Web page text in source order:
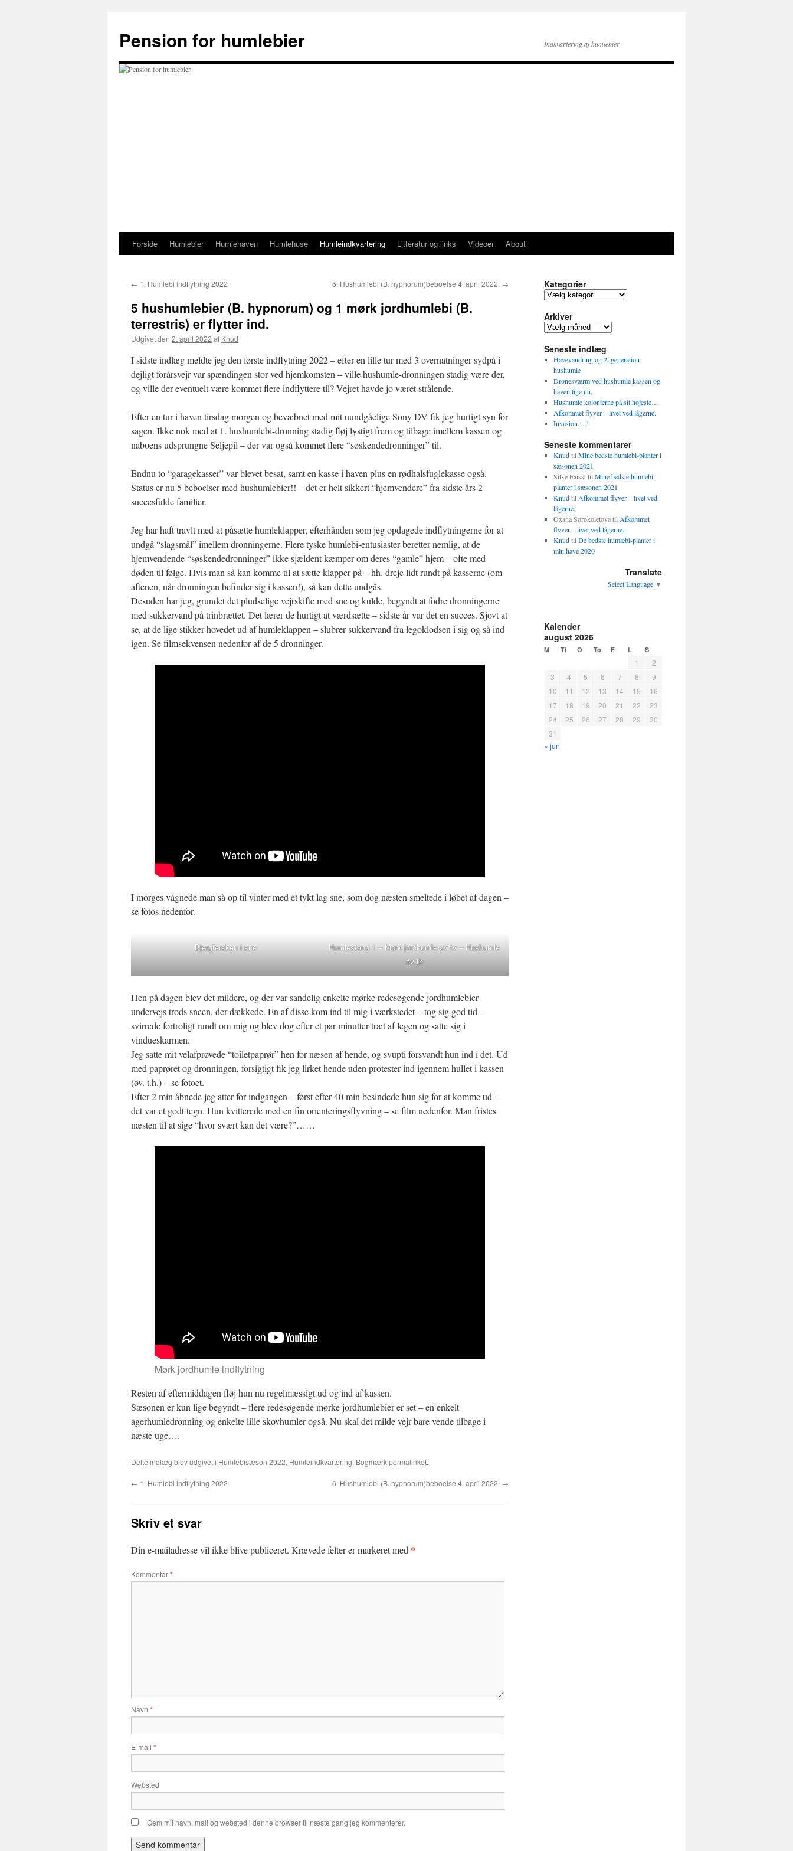
indhold
Pension for humlebier Indkvartering af humlebier
Forside Humlebier Humlehaven Humlehuse Humleindkvartering Litteratur og links Videoer About
← 1. Humlebi indflytning 2022 6. Hushumlebi (B. hypnorum)beboelse 4. april 2022. →
5 hushumlebier (B. hypnorum) og 1 mørk jordhumlebi (B.
terrestris) er flytter ind.
Udgivet den 2. april 2022 af Knud
I sidste indlæg meldte jeg den første indflytning 2022 – efter en lille tur med 3 overnatninger sydpå i
dejligt forårsvejr var spændingen stor ved hjemkomsten – ville hushumle-dronningen stadig være der,
og ville der eventuelt være kommet flere indflyttere til? Vejret havde jo været strålende.
Efter en tur i haven tirsdag morgen og bevæbnet med mit uundgåelige Sony DV fik jeg hurtigt syn for
sagen. Ikke nok med at 1. hushumlebi-dronning stadig fløj lystigt frem og tilbage imellem kassen og
naboens udsprungne Seljepil – der var også kommet flere “søskendedronninger” til.
Endnu to “garagekasser” var blevet besat, samt en kasse i haven plus en rødhalsfuglekasse også.
Status er nu 5 beboelser med hushumlebier!! – det er helt sikkert “hjemvendere” fra sidste års 2
succesfulde familier.
Jeg har haft travlt med at påsætte humleklapper, efterhånden som jeg opdagede indflytningerne for at
undgå “slagsmål” imellem dronningerne. Flere tyske humlebi-entusiaster beretter nemlig, at de
hjemvendende “søskendedronninger” ikke sjældent kæmper om deres “gamle” hjem – ofte med
døden til følge. Hvis man så kan komme til at sætte klapper på – hh. dreje lidt rundt på kasserne (om
aftenen, når dronningen befinder sig i kassen!), så kan dette undgås.
Desuden har jeg, grundet det pludselige vejrskifte med sne og kulde, begyndt at fodre dronningerne
med sukkervand på trinbrættet. Det lærer de hurtigt at værdsætte – sidste år var det en succes. Sjovt at
se, at de lige stikker hovedet ud af humleklappen – slubrer sukkervand fra legoklodsen i sig og så ind
igen. Se filmsekvensen nedenfor af de 5 dronninger.
I morges vågnede man så op til vinter med et tykt lag sne, som dog næsten smeltede i løbet af dagen –
se fotos nedenfor.
Bjergfersken i sne
Humlestand 1 – Mørk jordhumle øv tv – Hushumle
øv th
Hen på dagen blev det mildere, og der var sandelig enkelte mørke redesøgende jordhumlebier
undervejs trods sneen, der dækkede. En af disse kom ind til mig i værkstedet – tog sig god tid –
svirrede fortroligt rundt om mig og blev dog efter et par minutter træt af legen og satte sig i
vindueskarmen.
Jeg satte mit velafprøvede “toiletpaprør” hen for næsen af hende, og svupti forsvandt hun ind i det. Ud
med paprøret og dronningen, forsigtigt fik jeg lirket hende uden protester ind igennem hullet i kassen
(øv. t.h.) – se fotoet.
Efter 2 min åbnede jeg atter for indgangen – først efter 40 min besindede hun sig for at komme ud –
det var et godt tegn. Hun kvitterede med en fin orienteringsflyvning – se film nedenfor. Man fristes
næsten til at sige “hvor svært kan det være?”……
Mørk jordhumle indflytning
Resten af eftermiddagen fløj hun nu regelmæssigt ud og ind af kassen.
Sæsonen er kun lige begyndt – flere redesøgende mørke jordhumlebier er set – en enkelt
agerhumledronning og enkelte lille skovhumler også. Nu skal det milde vejr bare vende tilbage i
næste uge….
Dette indlæg blev udgivet i Humlebisæson 2022, Humleindkvartering. Bogmærkpermalinket.
← 1. Humlebi indflytning 2022 6. Hushumlebi (B. hypnorum)beboelse 4. april 2022. →
Skriv et svar
Din e-mailadresse vil ikke blive publiceret. Krævede felter er markeret med *
Kommentar*
Navn *
E-mail *
Websted
Gem mit navn, mail og websted i denne browser til næste gang jeg kommenterer.
Kategorier
Kategorier
Arkiver
Arkiver
Seneste indlæg
Havevandring og 2. generation
hushumle
Dronesværm ved hushumle kassen og
haven lige nu.
Hushumle kolonierne på sit højeste…
Afkommet flyver – livet ved lågerne.
Invasion….!
Seneste kommentarer
KnudtilMine bedste humlebi-planter i
sæsonen 2021
Silke FaissttilMine bedste humlebi-
planter i sæsonen 2021
Knudtil Afkommet flyver – livet ved
lågerne.
Oxana Sorokoletovatil Afkommet
flyver – livet ved lågerne.
KnudtilDe bedste humlebi-planter i
min have 2020
Translate
Select Language ▼
Kalender
august 2026
M Ti O To F L S
1
2
3
4 5 6 7 8
9
10
11 12 13 14 15
16
17
18 19 20 21 22
23
24
25 26 27 28 29
30
31
« jun